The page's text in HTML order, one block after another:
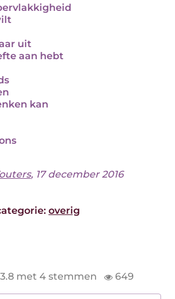
uit
aan hebt
kan
, 17 december 2016
overig
3.8 met 4 stemmen 649